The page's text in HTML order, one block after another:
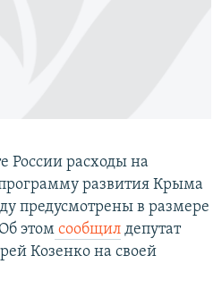
России расходы на
развития Крыма
предусмотрены в размере
этом сообщил депутат
Козенко на своей